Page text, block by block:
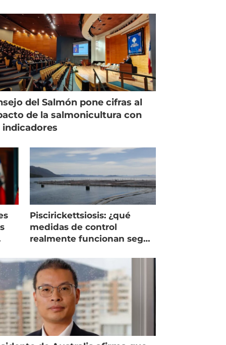
del Salmón pone cifras al
de la salmonicultura con
indicadores
Piscirickettsiosis: ¿qué
medidas de control
realmente funcionan según